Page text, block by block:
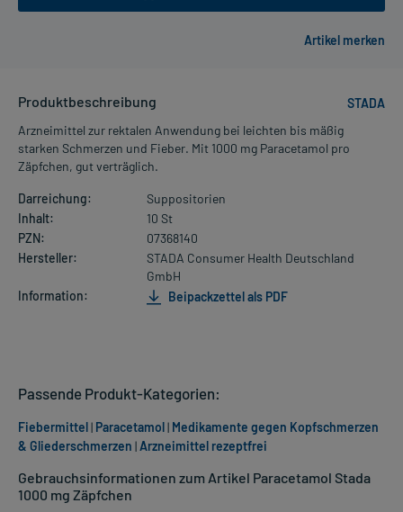
Produktbeschreibung
STADA
Arzneimittel zur rektalen Anwendung bei leichten bis mäßig
starken Schmerzen und Fieber. Mit 1000 mg Paracetamol pro
Zäpfchen, gut verträglich.
Darreichung:
Suppositorien
Inhalt:
10 St
PZN:
07368140
Hersteller:
STADA Consumer Health Deutschland
GmbH
Information:
Beipackzettel als PDF
Gebrauchsinformationen zum Artikel Paracetamol Stada
1000 mg Zäpfchen
Passende Produkt-Kategorien:
Fiebermittel | Paracetamol | Medikamente gegen Kopfschmerzen
& Gliederschmerzen |Arzneimittel rezeptfrei